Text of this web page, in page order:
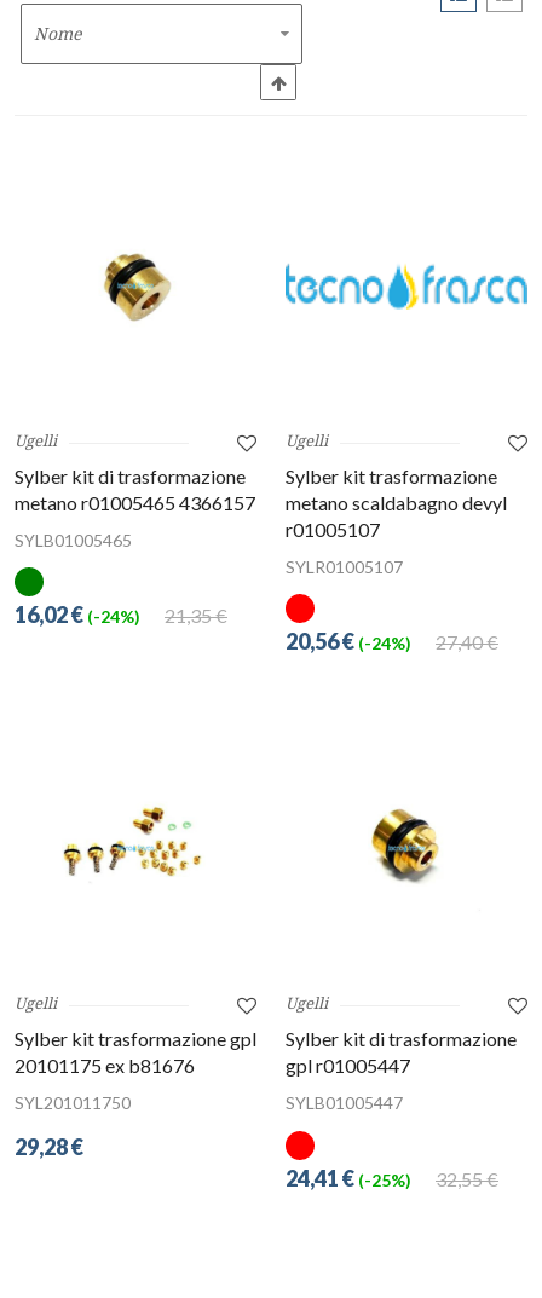
Ugelli
Sylber kit di trasformazione
metano r01005465 4366157
SYLB01005465
21,35 €
16,02 € (-24%)
Ugelli
Sylber kit trasformazione
metano scaldabagno devyl
r01005107
SYLR01005107
27,40 €
20,56 € (-24%)
Ugelli
Sylber kit trasformazione gpl
20101175 ex b81676
SYL201011750
29,28 €
Ugelli
Sylber kit di trasformazione
gpl r01005447
SYLB01005447
32,55 €
24,41 € (-25%)